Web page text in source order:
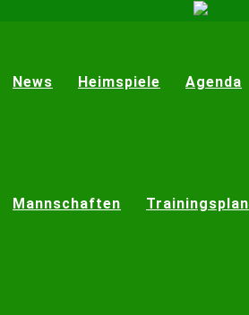
News Heimspiele Agenda
Mannschaften Trainingsplan